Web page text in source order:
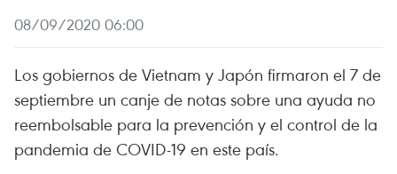
08/09/2020 06:00
Los gobiernos de Vietnam y Japón firmaron el 7 de
septiembre un canje de notas sobre una ayuda no
reembolsable para la prevención y el control de la
pandemia de COVID-19 en este país.